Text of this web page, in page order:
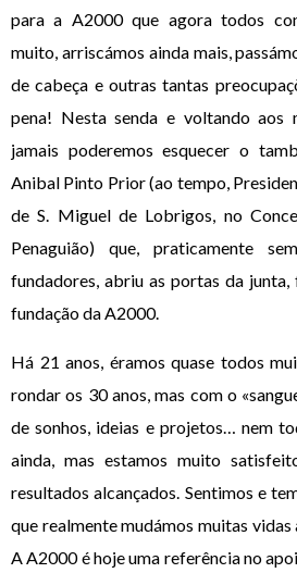
para a A2000 que agora todos
muito, arriscámos ainda mais,
de cabeça e outras tantas
pena! Nesta senda e voltando aos
jamais poderemos esquecer o
Anibal Pinto Prior (ao tempo,
de S. Miguel de Lobrigos, no
Penaguião) que, praticamente
fundadores, abriu as portas da
fundação da A2000.
Há 21 anos, éramos quase todos
rondar os 30 anos, mas com o
de sonhos, ideias e projetos… nem
ainda, mas estamos muito
resultados alcançados. Sentimos e
que realmente mudámos muitas
A A2000 é hoje uma referência no